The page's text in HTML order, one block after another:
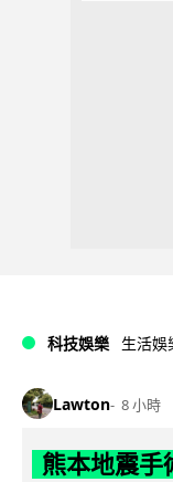
科技娛樂 生活娛
Lawton 8 小時
熊本地震手